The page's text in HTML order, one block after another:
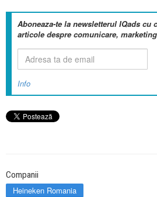
Aboneaza-te la newsletterul IQads cu
articole despre comunicare,
Info
Companii
Heineken Romania